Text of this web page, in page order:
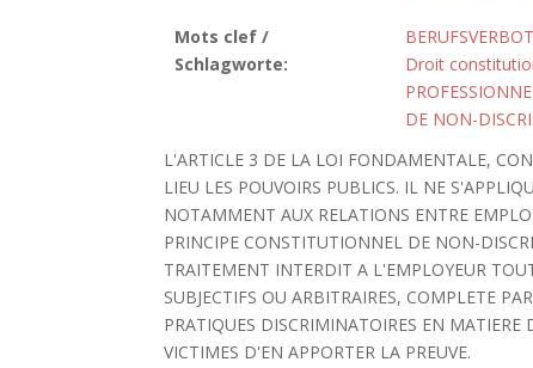
Mots clef /
Schlagworte:
BERUFSVERBOT
Droit
DE NON-
L'ARTICLE 3 DE LA LOI FONDAMENTALE,
LIEU LES POUVOIRS PUBLICS. IL NE
NOTAMMENT AUX RELATIONS ENTRE
PRINCIPE CONSTITUTIONNEL DE NON-
TRAITEMENT INTERDIT A L'EMPLOYEUR
SUBJECTIFS OU ARBITRAIRES, COMPLETE
PRATIQUES DISCRIMINATOIRES EN
VICTIMES D'EN APPORTER LA PREUVE.